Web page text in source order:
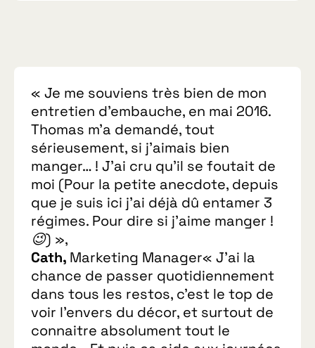
« Je me souviens très bien de mon
entretien d’embauche, en mai 2016.
Thomas m’a demandé, tout
sérieusement, si j’aimais bien
manger… ! J’ai cru qu’il se foutait de
moi (Pour la petite anecdote, depuis
que je suis ici j’ai déjà dû entamer 3
régimes. Pour dire si j’aime manger !
😉) »,
Cath, Marketing Manager« J’ai la
chance de passer quotidiennement
dans tous les restos, c’est le top de
voir l’envers du décor, et surtout de
connaitre absolument tout le